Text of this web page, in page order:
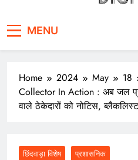
MENU
Home 2024 May
18
Collector In Action : अब जल
वाले ठेकेदारों को नोटिस,
छिंदवाड़ा विशेष प्रशासनिक